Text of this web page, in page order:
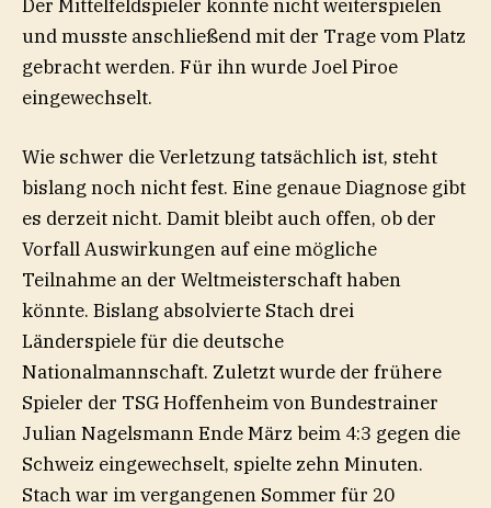
Der Mittelfeldspieler konnte nicht weiterspielen
und musste anschließend mit der Trage vom Platz
gebracht werden. Für ihn wurde Joel Piroe
eingewechselt.
Wie schwer die Verletzung tatsächlich ist, steht
bislang noch nicht fest. Eine genaue Diagnose gibt
es derzeit nicht. Damit bleibt auch offen, ob der
Vorfall Auswirkungen auf eine mögliche
Teilnahme an der Weltmeisterschaft haben
könnte. Bislang absolvierte Stach drei
Länderspiele für die deutsche
Nationalmannschaft. Zuletzt wurde der frühere
Spieler der TSG Hoffenheim von Bundestrainer
Julian Nagelsmann Ende März beim 4:3 gegen die
Schweiz eingewechselt, spielte zehn Minuten.
Stach war im vergangenen Sommer für 20